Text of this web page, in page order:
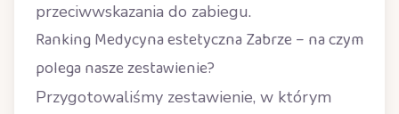
przeciwwskazania do zabiegu.
Ranking Medycyna estetyczna Zabrze – na czym
polega nasze zestawienie?
Przygotowaliśmy zestawienie, w którym